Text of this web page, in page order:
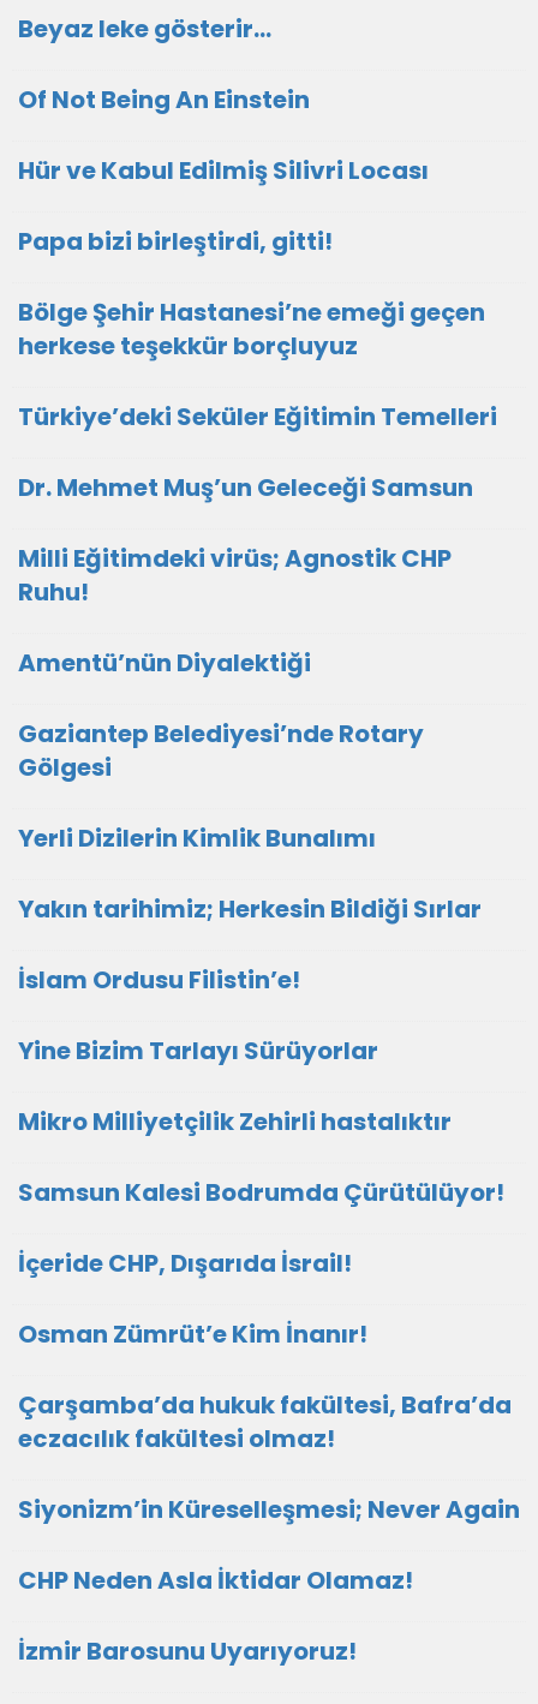
Beyaz leke gösterir…
Of Not Being An Einstein
Hür ve Kabul Edilmiş Silivri Locası
Papa bizi birleştirdi, gitti!
Bölge Şehir Hastanesi’ne emeği geçen
herkese teşekkür borçluyuz
Türkiye’deki Seküler Eğitimin Temelleri
Dr. Mehmet Muş’un Geleceği Samsun
Milli Eğitimdeki virüs; Agnostik CHP
Ruhu!
Amentü’nün Diyalektiği
Gaziantep Belediyesi’nde Rotary
Gölgesi
Yerli Dizilerin Kimlik Bunalımı
Yakın tarihimiz; Herkesin Bildiği Sırlar
İslam Ordusu Filistin’e!
Yine Bizim Tarlayı Sürüyorlar
Mikro Milliyetçilik Zehirli hastalıktır
Samsun Kalesi Bodrumda Çürütülüyor!
İçeride CHP, Dışarıda İsrail!
Osman Zümrüt’e Kim İnanır!
Çarşamba’da hukuk fakültesi, Bafra’da
eczacılık fakültesi olmaz!
Siyonizm’in Küreselleşmesi; Never Again
CHP Neden Asla İktidar Olamaz!
İzmir Barosunu Uyarıyoruz!